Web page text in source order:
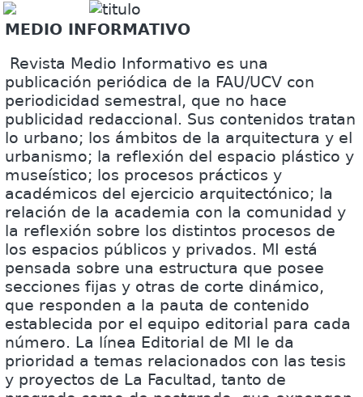
MEDIO INFORMATIVO
Revista Medio Informativo es una
publicación periódica de la FAU/UCV con
periodicidad semestral, que no hace
publicidad redaccional. Sus contenidos tratan
lo urbano; los ámbitos de la arquitectura y el
urbanismo; la reflexión del espacio plástico y
museístico; los procesos prácticos y
académicos del ejercicio arquitectónico; la
relación de la academia con la comunidad y
la reflexión sobre los distintos procesos de
los espacios públicos y privados. MI está
pensada sobre una estructura que posee
secciones fijas y otras de corte dinámico,
que responden a la pauta de contenido
establecida por el equipo editorial para cada
número. La línea Editorial de MI le da
prioridad a temas relacionados con las tesis
y proyectos de La Facultad, tanto de